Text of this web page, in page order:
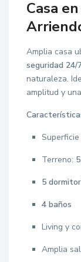
Casa
Amplia casa
seguridad 24/
naturaleza.
amplitud y
Terreno:
5
4 baños
Living y
Amplia